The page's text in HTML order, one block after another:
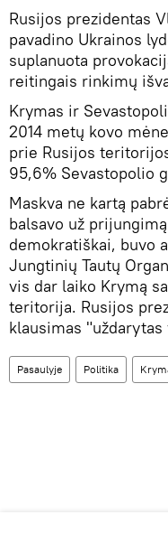
Rusijos prezidentas
pavadino Ukrainos
suplanuota
reitingais rinkimų
Krymas ir
2014 metų kovo
prie Rusijos
95,6% Sevastopolio
Maskva ne kartą
balsavo už
demokratiškai, buvo
Jungtinių Tautų
vis dar laiko Krymą
teritorija. Rusijos
klausimas
Pasaulyje Politika